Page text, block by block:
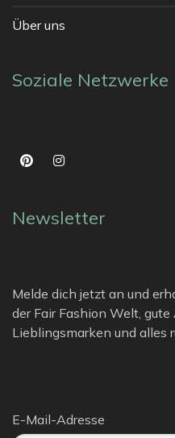
Über uns
Soziale Netzwerke
Newsletter
Melde dich jetzt an und
der Fair Fashion Welt,
Lieblingsmarken und alles
E-Mail-Adresse